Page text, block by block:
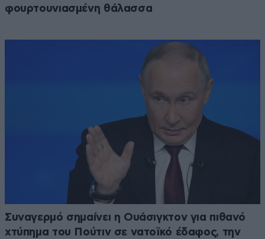
φουρτουνιασμένη θάλασσα
Συναγερμό σημαίνει η Ουάσιγκτον για πιθανό
χτύπημα του Πούτιν σε νατοϊκό έδαφος, την